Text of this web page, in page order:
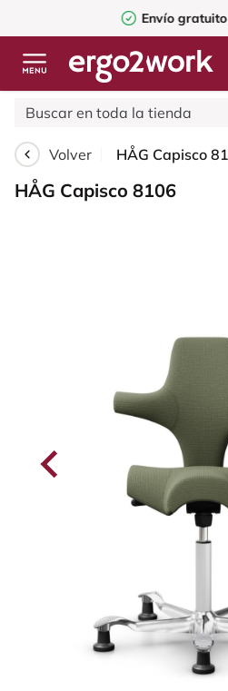
Envío gratuito
Volver
HÅG Capisco 8106